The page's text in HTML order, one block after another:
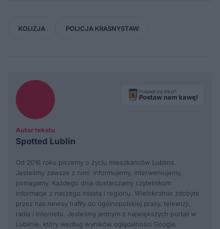
KOLIZJA POLICJA KRASNYSTAW
Autor tekstu
Spotted Lublin
Podobał się tekst?
Postaw nam kawę!
Od 2016 roku piszemy o życiu mieszkańców Lublina.
Jesteśmy zawsze z nimi: informujemy, interweniujemy,
pomagamy. Każdego dnia dostarczamy czytelnikom
informacje z naszego miasta i regionu. Wielokrotnie zdobyte
przez nas newsy trafiły do ogólnopolskiej prasy, telewizji,
radia i Internetu. Jesteśmy jednym z największych portali w
Lublinie, który według wyników oglądalności Google